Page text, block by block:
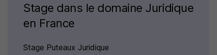
Stage dans le domaine Juridique
en France
Stage Puteaux Juridique